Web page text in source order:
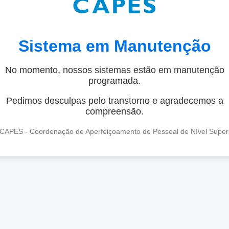
Sistema em Manutenção
No momento, nossos sistemas estão em manutenção
programada.
Pedimos desculpas pelo transtorno e agradecemos a
compreensão.
- Coordenação de Aperfeiçoamento de Pessoal de Nível